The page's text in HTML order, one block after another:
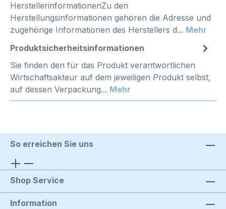
HerstellerinformationenZu den
Herstellungsinformationen gehören die Adresse und
zugehörige Informationen des Herstellers d... Mehr
Produktsicherheitsinformationen
Sie finden den für das Produkt verantwortlichen
Wirtschaftsakteur auf dem jeweiligen Produkt selbst,
auf dessen Verpackung... Mehr
So erreichen Sie uns
Shop Service
Information